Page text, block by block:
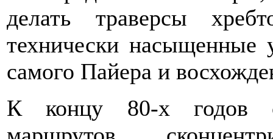
делать траверсы
технически насыщенные
самого Пайера и
К концу 80-х годов